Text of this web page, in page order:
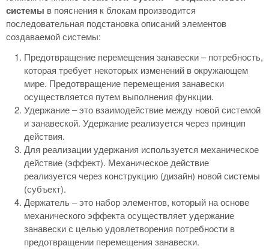
системы в пояснения к блокам производится
последовательная подстановка описаний элементов
создаваемой системы:
Предотвращение перемещения занавески – потребность,
которая требует некоторых изменений в окружающем
мире. Предотвращение перемещения занавески
осуществляется путем выполнения функции.
Удержание – это взаимодействие между новой системой
и занавеской. Удержание реализуется через принцип
действия.
Для реализации удержания используется механическое
действие (эффект). Механическое действие
реализуется через конструкцию (дизайн) новой системы
(субъект).
Держатель – это набор элементов, который на основе
механического эффекта осуществляет удержание
занавески с целью удовлетворения потребности в
предотвращении перемещения занавески.